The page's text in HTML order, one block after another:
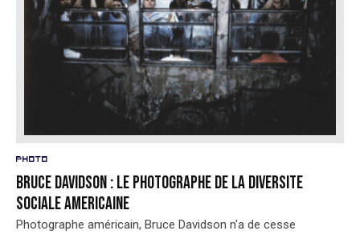
Photo
BRUCE DAVIDSON : LE PHOTOGRAPHE DE LA DIVERSITE
SOCIALE AMERICAINE
Photographe américain, Bruce Davidson n'a de cesse